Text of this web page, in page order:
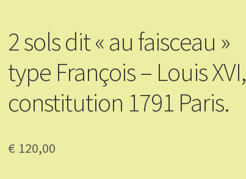
2 sols dit « au faisceau »
type François – Louis XVI,
constitution 1791 Paris.
€ 120,00